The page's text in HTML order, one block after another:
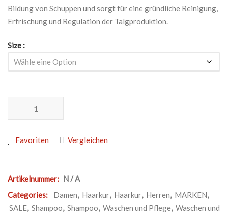
Bildung von Schuppen und sorgt für eine gründliche Reinigung,
Erfrischung und Regulation der Talgproduktion.
Size
Favoriten Vergleichen
Artikelnummer: N / A
Categories:
Damen, Haarkur, Haarkur, Herren, MARKEN,
SALE, Shampoo, Shampoo, Waschen und Pflege, Waschen und